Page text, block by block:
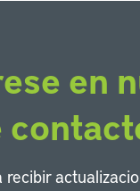
en
recibir